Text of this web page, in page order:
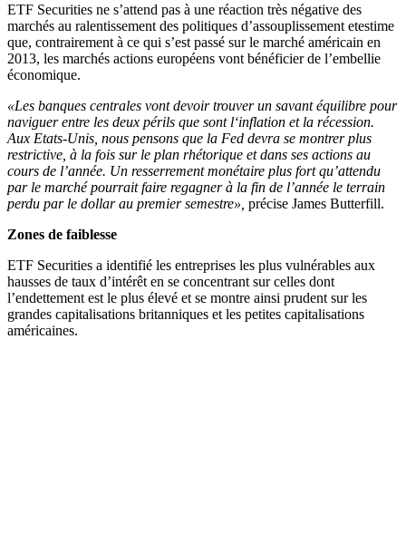
ETF Securities ne s’attend pas à une réaction très négative des
marchés au ralentissement des politiques d’assouplissement etestime
que, contrairement à ce qui s’est passé sur le marché américain en
2013, les marchés actions européens vont bénéficier de l’embellie
économique.
«Les banques centrales vont devoir trouver un savant équilibre pour
naviguer entre les deux périls que sont l‘inflation et la récession.
Aux Etats-Unis, nous pensons que la Fed devra se montrer plus
restrictive, à la fois sur le plan rhétorique et dans ses actions au
cours de l’année. Un resserrement monétaire plus fort qu’attendu
par le marché pourrait faire regagner à la fin de l’année le terrain
perdu par le dollar au premier semestre», précise James Butterfill.
Zones de faiblesse
ETF Securities a identifié les entreprises les plus vulnérables aux
hausses de taux d’intérêt en se concentrant sur celles dont
l’endettement est le plus élevé et se montre ainsi prudent sur les
grandes capitalisations britanniques et les petites capitalisations
américaines.